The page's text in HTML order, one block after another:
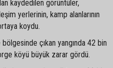
kaydedilen görüntüler,
yerlerinin, kamp alanlarının
koydu.
bölgesinde çıkan yangında 42 bin
köyü büyük zarar gördü.